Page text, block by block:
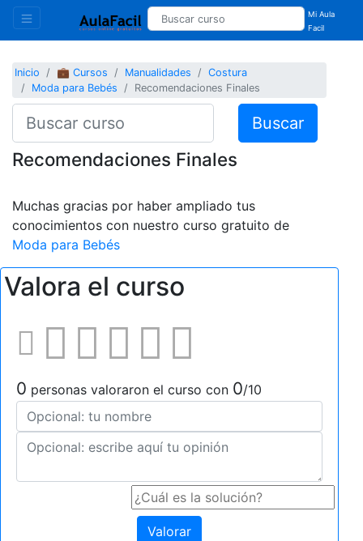
Mi Aula
Facil
Inicio 💼 Cursos Manualidades
Costura
Moda para Bebés
Recomendaciones Finales
Buscar
Recomendaciones Finales
Muchas gracias por haber ampliado tus
conocimientos con nuestro curso gratuito de
Moda para Bebés
Valora el curso
0 personas valoraron el curso con 0/10
Valorar